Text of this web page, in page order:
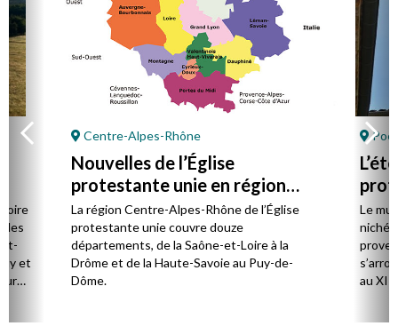
et
Centre-Alpes-Rhône
Nouvelles de l’Église
protestante unie en région
Centre-Alpes-Rhône
La région Centre-Alpes-Rhône de l’Église
protestante unie couvre douze
départements, de la Saône-et-Loire à la
Drôme et de la Haute-Savoie au Puy-de-
Dôme.
Le
niché
au